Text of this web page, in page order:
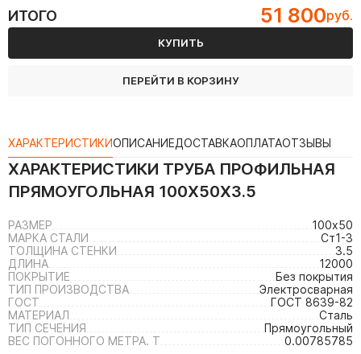
ИТОГО 51 800руб.
КУПИТЬ
ПЕРЕЙТИ В КОРЗИНУ
ХАРАКТЕРИСТИКИОПИСАНИЕДОСТАВКАОПЛАТАОТЗЫВЫ
ХАРАКТЕРИСТИКИ ТРУБА ПРОФИЛЬНАЯ
ПРЯМОУГОЛЬНАЯ 100Х50Х3.5
РАЗМЕР
100х50
МАРКА СТАЛИ
Ст1-3
ТОЛЩИНА СТЕНКИ
3.5
ДЛИНА
12000
ПОКРЫТИЕ
Без покрытия
ТИП ПРОИЗВОДСТВА
Электросварная
ГОСТ
ГОСТ 8639-82
МАТЕРИАЛ
Сталь
ТИП СЕЧЕНИЯ
Прямоугольный
ВЕС ПОГОННОГО МЕТРА. Т
0.00785785